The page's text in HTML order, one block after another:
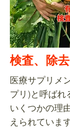
検査、除
医療サプリメ
プリ)と呼ばれ
いくつかの理
えられていま